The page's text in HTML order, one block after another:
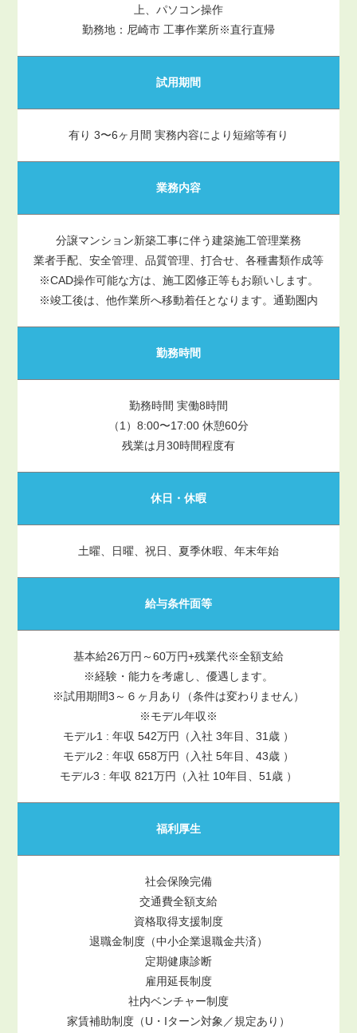
上、パソコン操作
勤務地：尼崎市 工事作業所※直行直帰
試用期間
有り 3〜6ヶ月間 実務内容により短縮等有り
業務内容
分譲マンション新築工事に伴う建築施工管理業務
業者手配、安全管理、品質管理、打合せ、各種書類作成等
※CAD操作可能な方は、施工図修正等もお願いします。
※竣工後は、他作業所へ移動着任となります。通勤圏内
勤務時間
勤務時間 実働8時間
（1）8:00〜17:00 休憩60分
残業は月30時間程度有
休日・休暇
土曜、日曜、祝日、夏季休暇、年末年始
給与条件面等
基本給26万円～60万円+残業代※全額支給
※経験・能力を考慮し、優遇します。
※試用期間3～６ヶ月あり（条件は変わりません）
※モデル年収※
モデル1 : 年収 542万円（入社 3年目、31歳 ）
モデル2 : 年収 658万円（入社 5年目、43歳 ）
モデル3 : 年収 821万円（入社 10年目、51歳 ）
福利厚生
社会保険完備
交通費全額支給
資格取得支援制度
退職金制度（中小企業退職金共済）
定期健康診断
雇用延長制度
社内ベンチャー制度
家賃補助制度（U・Iターン対象／規定あり）